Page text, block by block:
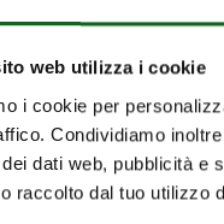
web utilizza i cookie
i cookie per
Condividiamo
dati web, pubblicità e
raccolto dal tuo utilizzo